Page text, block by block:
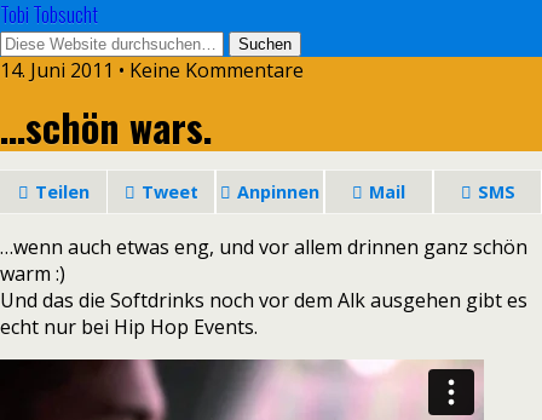
Tobi Tobsucht
14. Juni 2011 • Keine Kommentare
…schön wars.
Teilen Tweet Anpinnen Mail SMS
…wenn auch etwas eng, und vor allem drinnen ganz schön
warm :)
Und das die Softdrinks noch vor dem Alk ausgehen gibt es
echt nur bei Hip Hop Events.